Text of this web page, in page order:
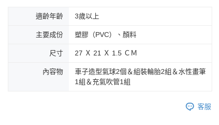
適齡年齡 3歲以上
主要成份 塑膠（PVC）、顏料
尺寸 27 Ｘ 21 Ｘ 1.5 ＣＭ
內容物
車子造型氣球2個＆組裝輪胎2組＆水性畫筆
1組＆充氣吹管1組
客服